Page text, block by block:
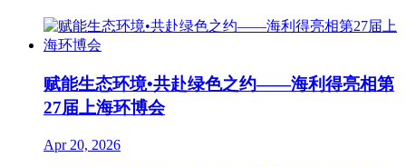
赋能生态环境•共赴绿色之约——海利得亮相第
27届上海环博会
Apr 20, 2026